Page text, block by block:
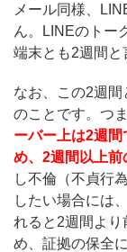
メール同様、
ん。LINEのトー
端末とも2週間と
なお、この2週
のことです。つま
ーバー上は2週
め、2週間以上
し不倫（不貞行
したい場合には
れると2週間よ
め、証拠の保全